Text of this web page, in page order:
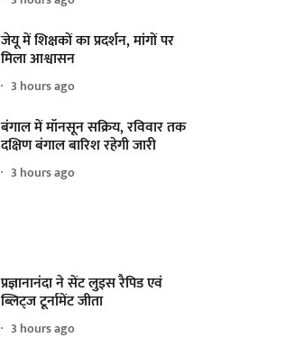
जेयू में शिक्षकों का प्रदर्शन, मांगों पर
मिला आश्वासन
3 hours ago
बंगाल में मॉनसून सक्रिय, रविवार तक
दक्षिण बंगाल बारिश रहेगी जारी
3 hours ago
प्रज्ञानानंदा ने सेंट लुइस रैपिड एवं
ब्लिट्ज टूर्नामेंट जीता
3 hours ago